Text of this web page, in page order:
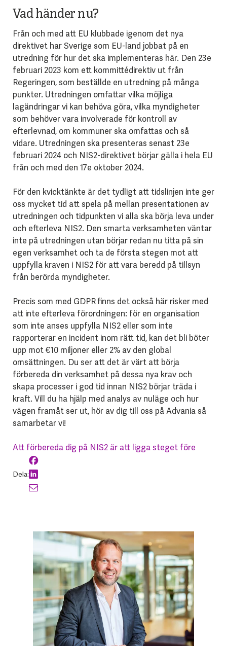
Vad händer nu?
Från och med att EU klubbade igenom det nya
direktivet har Sverige som EU-land jobbat på en
utredning för hur det ska implementeras här. Den 23e
februari 2023 kom ett kommittédirektiv ut från
Regeringen, som beställde en utredning på många
punkter. Utredningen omfattar vilka möjliga
lagändringar vi kan behöva göra, vilka myndigheter
som behöver vara involverade för kontroll av
efterlevnad, om kommuner ska omfattas och så
vidare. Utredningen ska presenteras senast 23e
februari 2024 och NIS2-direktivet börjar gälla i hela EU
från och med den 17e oktober 2024.
För den kvicktänkte är det tydligt att tidslinjen inte ger
oss mycket tid att spela på mellan presentationen av
utredningen och tidpunkten vi alla ska börja leva under
och efterleva NIS2. Den smarta verksamheten väntar
inte på utredningen utan börjar redan nu titta på sin
egen verksamhet och ta de första stegen mot att
uppfylla kraven i NIS2 för att vara beredd på tillsyn
från berörda myndigheter.
Precis som med GDPR finns det också här risker med
att inte efterleva förordningen: för en organisation
som inte anses uppfylla NIS2 eller som inte
rapporterar en incident inom rätt tid, kan det bli böter
upp mot €10 miljoner eller 2% av den global
omsättningen. Du ser att det är värt att börja
förbereda din verksamhet på dessa nya krav och
skapa processer i god tid innan NIS2 börjar träda i
kraft. Vill du ha hjälp med analys av nuläge och hur
vägen framåt ser ut, hör av dig till oss på Advania så
samarbetar vi!
Att förbereda dig på NIS2 är att ligga steget före
Dela: